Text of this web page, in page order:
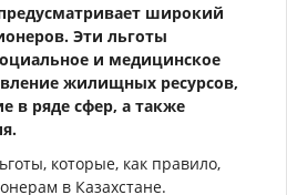
широкий
Эти льготы
и медицинское
жилищных ресурсов,
в ряде сфер, а также
которые, как правило,
в Казахстане.